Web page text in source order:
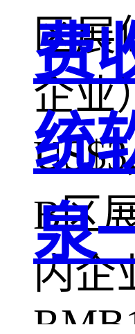
区展
企业
B区
内企
费
统
泉